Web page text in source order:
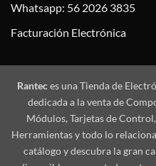
Whatsapp: 56 2026 3835
Facturación Electrónica
Ranteces una Tienda de
dedicada a la venta de
Módulos, Tarjetas de
Herramientas y todo lo
catálogo y descubra la gran